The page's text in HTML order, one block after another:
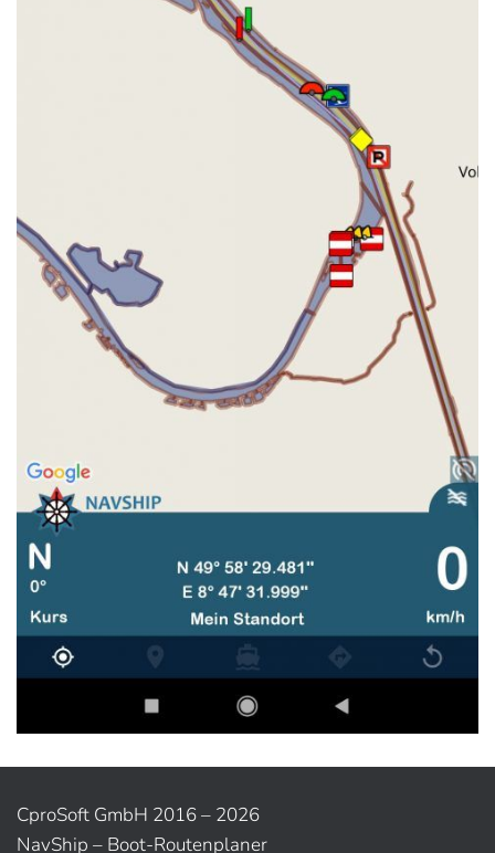
CproSoft GmbH 2016 – 2026
NavShip – Boot-Routenplaner